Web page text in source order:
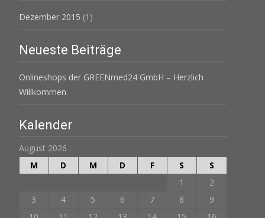
Dezember 2015 (1)
Neueste Beiträge
Onlineshops der GREENmed24 GmbH – Herzlich
Willkommen
Kalender
August 2026
M
D M D F S
S
1
2
3
4 5 6 7 8
9